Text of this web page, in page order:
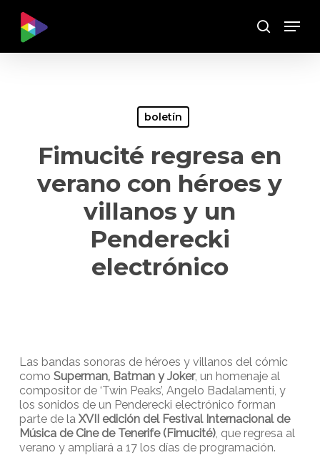
main
Buscar
Menu
boletín
Fimucité regresa en
verano con héroes y
villanos y un
Penderecki
electrónico
Las bandas sonoras de héroes y villanos del cómic
como Superman, Batman y Joker, un homenaje al
compositor de ‘Twin Peaks’, Angelo Badalamenti, y
los sonidos de un Penderecki electrónico forman
parte de la XVII edición del Festival Internacional de
Música de Cine de Tenerife (Fimucité), que regresa al
verano y ampliará a 17 los días de programación.